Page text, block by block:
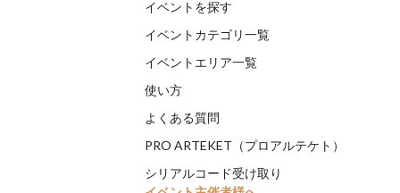
イベントを探す
イベントカテゴリ一覧
イベントエリア一覧
使い方
よくある質問
PRO ARTEKET（プロアルテケト）
シリアルコード受け取り